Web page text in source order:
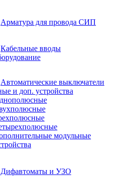
Арматура для провода СИП
Кабельные вводы
Автоматические выключатели
и доп. устройства
модульные
Дифавтоматы и УЗО